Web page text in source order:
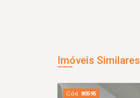
Imóveis Similares
Cód. 80595